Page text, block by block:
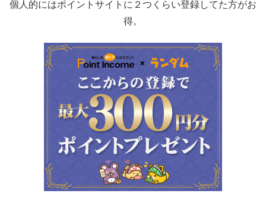
個人的にはポイントサイトに２つくらい登録してた方がお
得。